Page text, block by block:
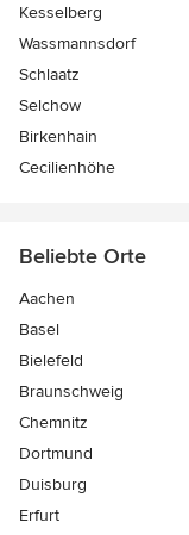
Kesselberg
Wassmannsdorf
Schlaatz
Selchow
Birkenhain
Cecilienhöhe
Beliebte Orte
Aachen
Basel
Bielefeld
Braunschweig
Chemnitz
Dortmund
Duisburg
Erfurt